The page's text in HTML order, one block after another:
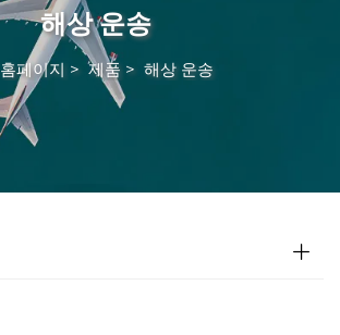
해상 운송
홈페이지 >제품> 해상 운송